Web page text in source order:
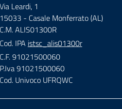
Via Leardi, 1
15033 - Casale Monferrato (AL)
C.M. ALIS01300R
Cod. IPA istsc_alis01300r
C.F. 91021500060
P.Iva 91021500060
Cod. Univoco UFRQWC